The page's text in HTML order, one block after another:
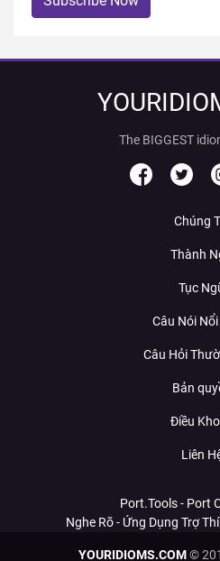
The BIGGEST
Chúng
Thành
Tục
Câu Nói
Câu Hỏi
Bản
Điều
Liên
Port.Tools - Port
Nghe Rõ - Ứng Dụng Trợ
YOURIDIOMS.COM©